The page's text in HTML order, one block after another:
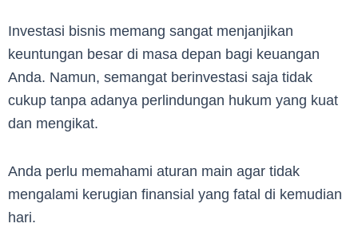
Investasi bisnis memang sangat menjanjikan
keuntungan besar di masa depan bagi keuangan
Anda. Namun, semangat berinvestasi saja tidak
cukup tanpa adanya perlindungan hukum yang kuat
dan mengikat.
Anda perlu memahami aturan main agar tidak
mengalami kerugian finansial yang fatal di kemudian
hari.